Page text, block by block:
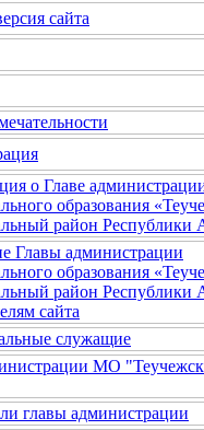
сайта
о Главе
образования
район Республики
Главы администрации
образования
район Республики
сайта
служащие
МО
главы администрации